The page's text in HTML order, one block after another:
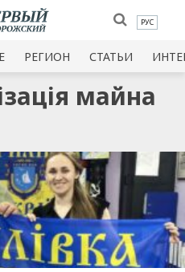
РУС
РЕГИОН СТАТЬИ
майна